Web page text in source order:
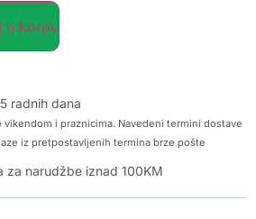
u korpu
radnih dana
vikendom i praznicima. Navedeni termini dostave
iz pretpostavljenih termina brze pošte
za narudžbe iznad 100KM